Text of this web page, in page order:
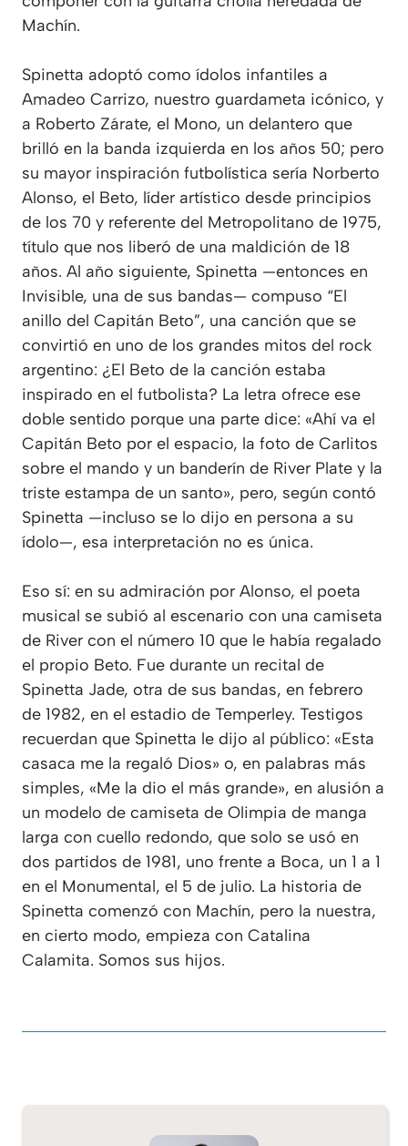
Machín.
Spinetta adoptó como ídolos infantiles a
Amadeo Carrizo, nuestro guardameta icónico, y
a Roberto Zárate, el Mono, un delantero que
brilló en la banda izquierda en los años 50; pero
su mayor inspiración futbolística sería Norberto
Alonso, el Beto, líder artístico desde principios
de los 70 y referente del Metropolitano de 1975,
título que nos liberó de una maldición de 18
años. Al año siguiente, Spinetta —entonces en
Invisible, una de sus bandas— compuso “El
anillo del Capitán Beto”, una canción que se
convirtió en uno de los grandes mitos del rock
argentino: ¿El Beto de la canción estaba
inspirado en el futbolista? La letra ofrece ese
doble sentido porque una parte dice: «Ahí va el
Capitán Beto por el espacio, la foto de Carlitos
sobre el mando y un banderín de River Plate y la
triste estampa de un santo», pero, según contó
Spinetta —incluso se lo dijo en persona a su
ídolo—, esa interpretación no es única.
Eso sí: en su admiración por Alonso, el poeta
musical se subió al escenario con una camiseta
de River con el número 10 que le había regalado
el propio Beto. Fue durante un recital de
Spinetta Jade, otra de sus bandas, en febrero
de 1982, en el estadio de Temperley. Testigos
recuerdan que Spinetta le dijo al público: «Esta
casaca me la regaló Dios» o, en palabras más
simples, «Me la dio el más grande», en alusión a
un modelo de camiseta de Olimpia de manga
larga con cuello redondo, que solo se usó en
dos partidos de 1981, uno frente a Boca, un 1 a 1
en el Monumental, el 5 de julio. La historia de
Spinetta comenzó con Machín, pero la nuestra,
en cierto modo, empieza con Catalina
Calamita. Somos sus hijos.